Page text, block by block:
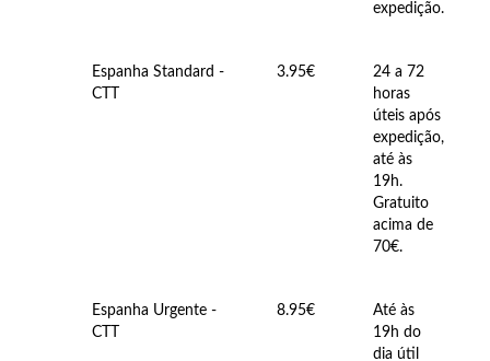
expedição.
Espanha Standard -
CTT
3.95€
24 a 72
horas
úteis após
expedição,
até às
19h.
Gratuito
acima de
70€.
Espanha Urgente -
CTT
8.95€
Até às
19h do
dia útil